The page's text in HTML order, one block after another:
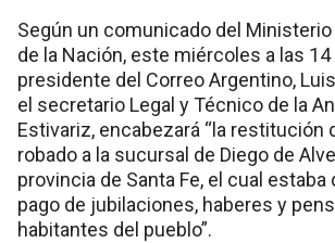
Según un comunicado del Ministerio
de la Nación, este miércoles a las 14
presidente del Correo Argentino,
el secretario Legal y Técnico de la
Estivariz, encabezará “la restitución
robado a la sucursal de Diego de
provincia de Santa Fe, el cual estaba
pago de jubilaciones, haberes y
habitantes del pueblo”.